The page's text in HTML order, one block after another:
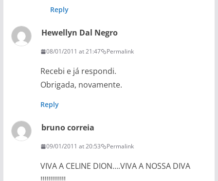
Reply
Hewellyn Dal Negro
08/01/2011 at 21:47 Permalink
Recebi e já respondi.
Obrigada, novamente.
Reply
bruno correia
09/01/2011 at 20:53 Permalink
VIVA A CELINE DION….VIVA A NOSSA DIVA